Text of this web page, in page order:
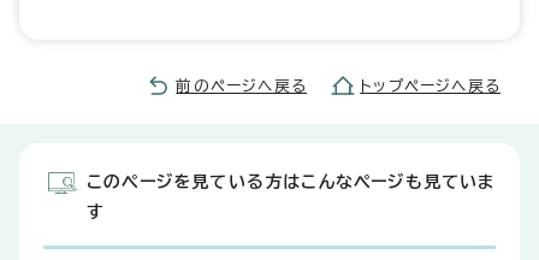
前のページへ戻る トップページへ戻る
このページを見ている方はこんなページも見ていま
す